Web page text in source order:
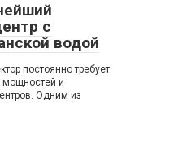
с
водой
постоянно требует
мощностей и
Одним из